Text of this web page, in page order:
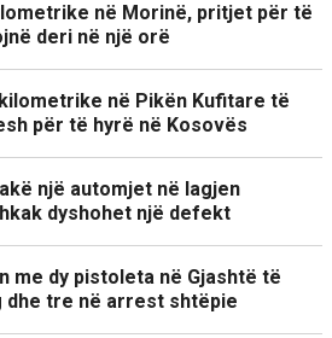
në Morinë, pritjet për të
deri në një orë
në Pikën Kufitare të
për të hyrë në Kosovës
një automjet në lagjen
dyshohet një defekt
me dy pistoleta në Gjashtë të
dhe tre në arrest shtëpie